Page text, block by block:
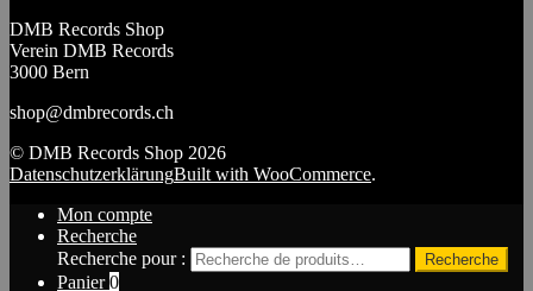
DMB Records Shop
Verein DMB Records
3000 Bern
shop@dmbrecords.ch
© DMB Records Shop 2026
DatenschutzerklärungBuilt with WooCommerce.
Mon compte
Recherche
Recherche pour :
Recherche
Panier0